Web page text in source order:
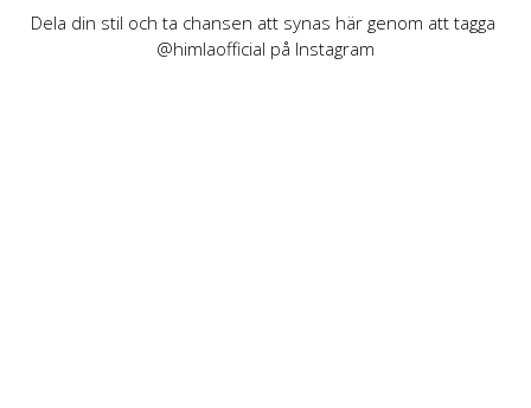
Dela din stil och ta chansen att synas här genom att tagga
@himlaofficial på Instagram